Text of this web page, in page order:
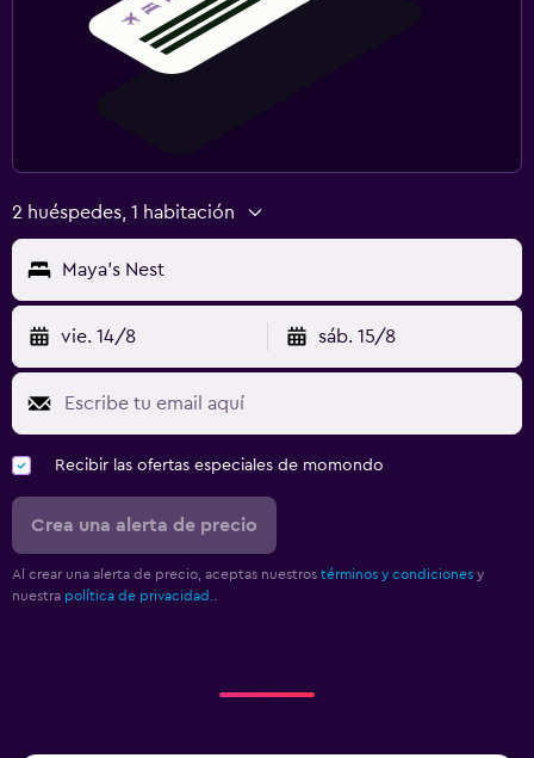
2 huéspedes, 1 habitación
Maya's Nest
vie. 14/8 sáb. 15/8
Recibir las ofertas especiales de momondo
Crea una alerta de precio
Al crear una alerta de precio, aceptas nuestros términos y condiciones y
nuestra política de privacidad.